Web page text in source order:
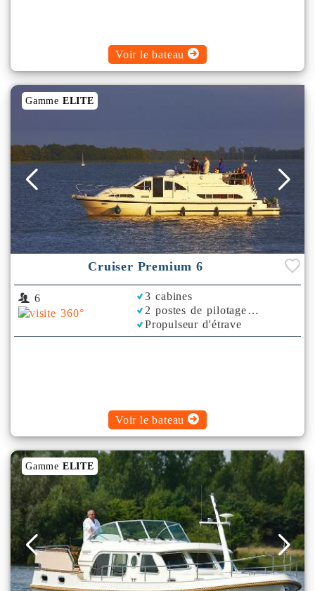
Voir le bateau
Gamme ELITE
Cruiser Premium 6
6
3 cabines
2 postes de pilotage
Propulseur d'étrave
Bimini
Voir le bateau
Gamme ELITE